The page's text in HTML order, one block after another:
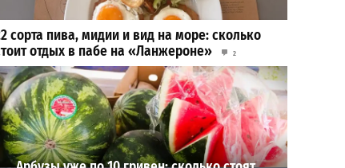
сорта пива, мидии и вид на море: сколько
отдых в пабе на «Ланжероне»
2
08-2026 в 19:02
ВИБОР РЕДАКЦИИ